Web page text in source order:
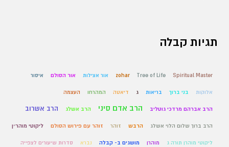
תגיות קבלה
Spiritual Master
Tree of Life
zohar אור אצילות אור הסולם איסור
אלוקות בני ברוך בריאות ג דיאטה המהרחו העצמה
הרב אברהם מרדכי גוטליב הרב אדם סיני הרב אשלג הרב אשרוב
הרב ברוך שלום הלוי אשלג הרבש זוהר זוהר עם פירוש הסולם ליקוטי מוהר״ן
ליקוטי מוהרן תורה ג מוהרן מושגים ב- קבלה נברא סדרות שיעורים לצפייה